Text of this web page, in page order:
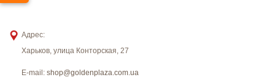
Адрес:
Харьков, улица Конторская, 27
E-mail: shop@goldenplaza.com.ua